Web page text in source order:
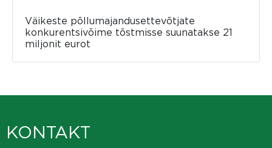
Väikeste põllumajandusettevõtjate
konkurentsivõime tõstmisse suunatakse 21
miljonit eurot
KONTAKT